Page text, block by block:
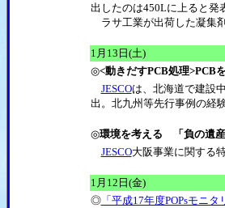
出したのは450Lに上ると発
ラサ工業が出荷した凝集
1月13日(土)
◎<動きだすPCB処理>PCB
JESCOは、北海道で建設
出。北九州等先行事例の経
◎環境を考える 「負の遺
JESCO大阪事業に関する
1月12日(金)
◎「平成17年度POPsモニ